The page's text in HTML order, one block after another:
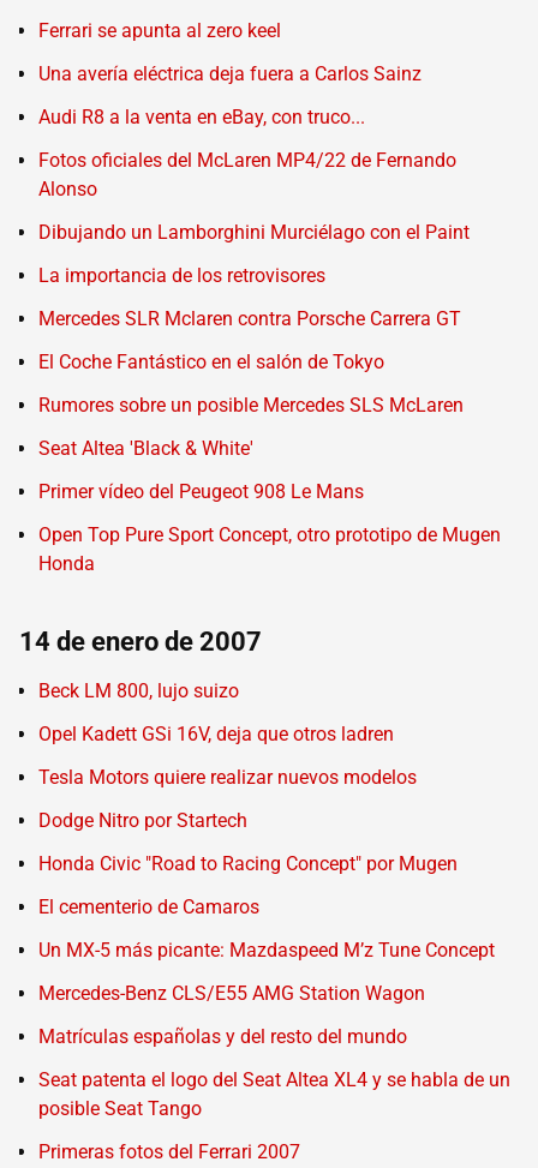
Ferrari se apunta al zero keel
Una avería eléctrica deja fuera a Carlos Sainz
Audi R8 a la venta en eBay, con truco...
Fotos oficiales del McLaren MP4/22 de Fernando
Alonso
Dibujando un Lamborghini Murciélago con el Paint
La importancia de los retrovisores
Mercedes SLR Mclaren contra Porsche Carrera GT
El Coche Fantástico en el salón de Tokyo
Rumores sobre un posible Mercedes SLS McLaren
Seat Altea 'Black & White'
Primer vídeo del Peugeot 908 Le Mans
Open Top Pure Sport Concept, otro prototipo de Mugen
Honda
14 de enero de 2007
Beck LM 800, lujo suizo
Opel Kadett GSi 16V, deja que otros ladren
Tesla Motors quiere realizar nuevos modelos
Dodge Nitro por Startech
Honda Civic "Road to Racing Concept" por Mugen
El cementerio de Camaros
Un MX-5 más picante: Mazdaspeed M’z Tune Concept
Mercedes-Benz CLS/E55 AMG Station Wagon
Matrículas españolas y del resto del mundo
Seat patenta el logo del Seat Altea XL4 y se habla de un
posible Seat Tango
Primeras fotos del Ferrari 2007